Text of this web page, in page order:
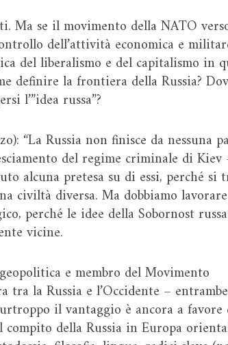
Ma se il movimento della NATO
dell’attività economica e
del liberalismo e del capitalismo in
definire la frontiera della Russia?
l’”idea russa”?
“La Russia non finisce da nessuna
del regime criminale di
alcuna pretesa su di essi, perché si
civiltà diversa. Ma dobbiamo
perché le idee della Sobornost
vicine.
e membro del Movimento
tra la Russia e l’Occidente –
il vantaggio è ancora a
della Russia in Europa